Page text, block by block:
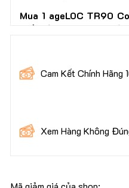
Mua 1 ageLOC TR90
Giá Trị Hơn 600.000đ,
🎁x1 Trà Gừng Hỗ
👉 Bạn được kiểm tra
bảo rằng mình nhận được
Cam Kết Chính Hãng
Xem Hàng Không